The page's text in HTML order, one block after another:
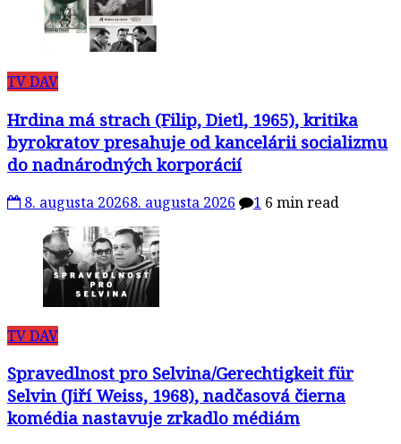
TV DAV
Hrdina má strach (Filip, Dietl, 1965), kritika
byrokratov presahuje od kancelárii socializmu
do nadnárodných korporácií
8. augusta 20268. augusta 2026 1 6 min read
TV DAV
Spravedlnost pro Selvina/Gerechtigkeit für
Selvin (Jiří Weiss, 1968), nadčasová čierna
komédia nastavuje zrkadlo médiám